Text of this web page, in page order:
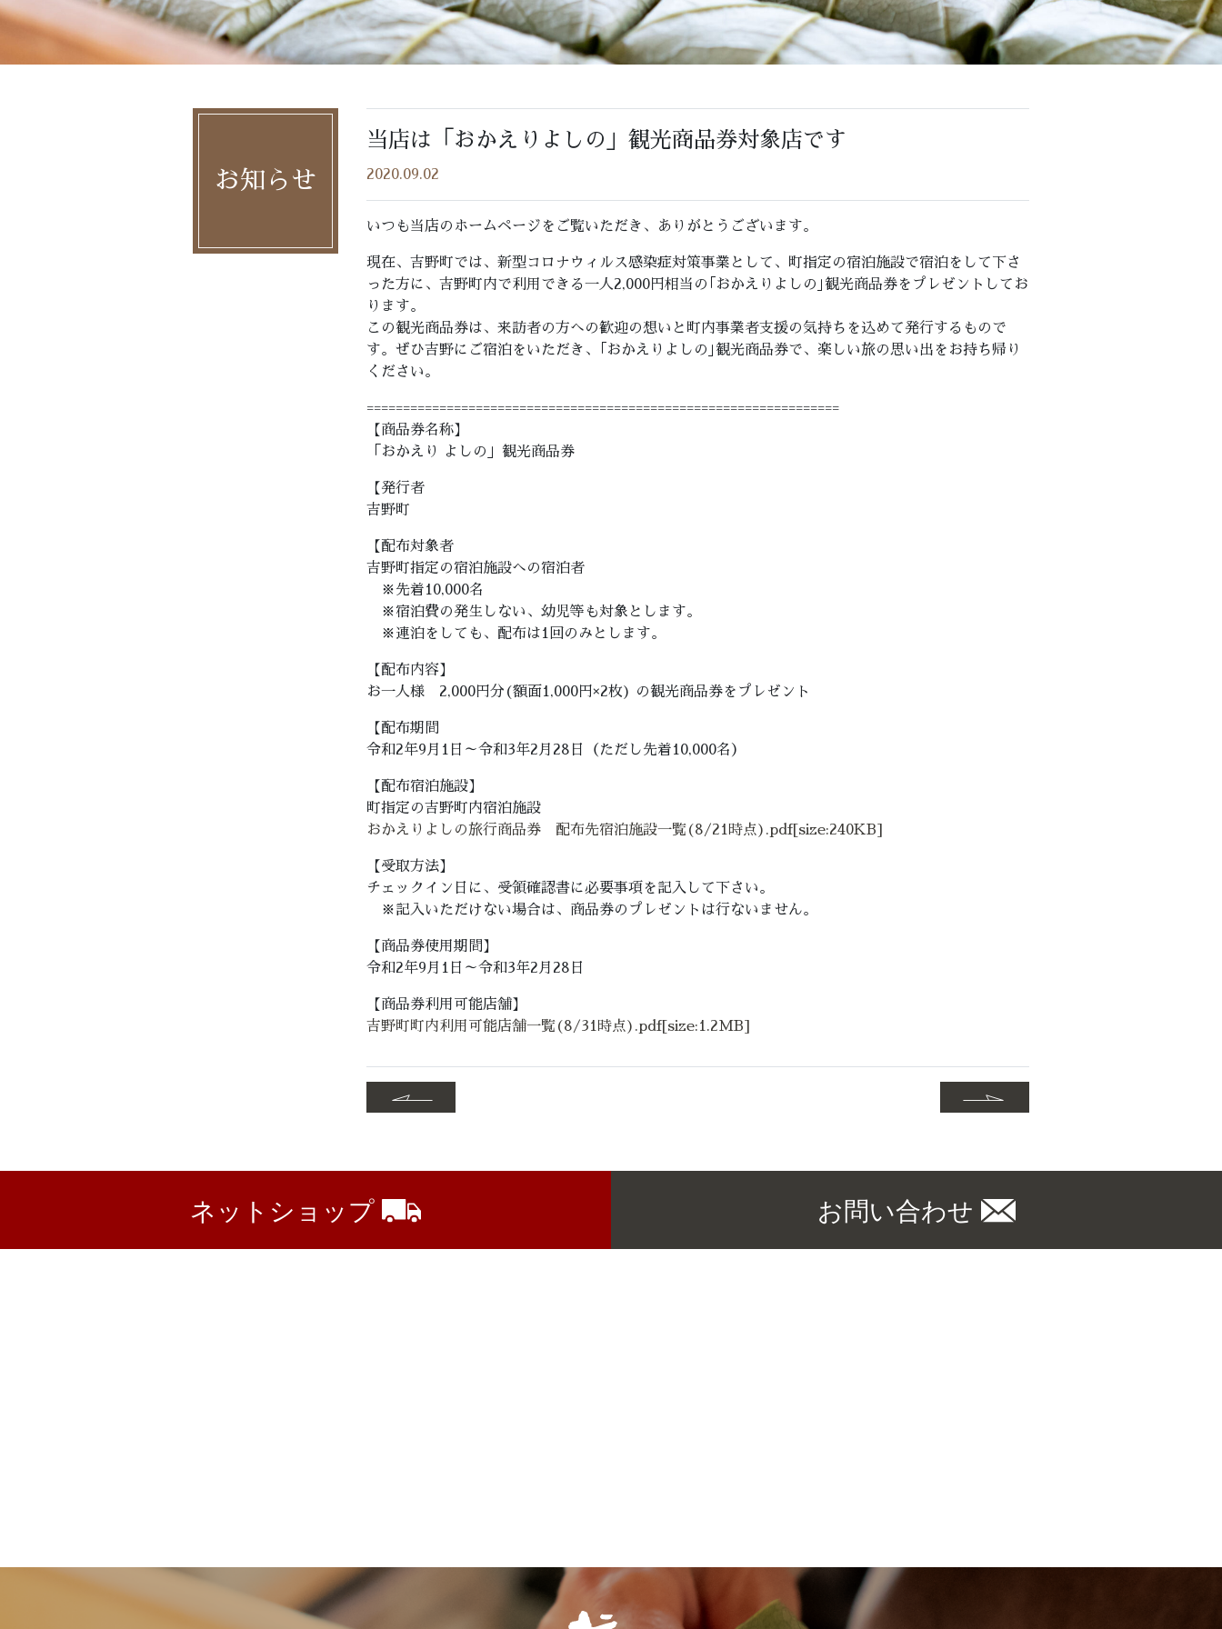
お知らせ
当店は「おかえりよしの」観光商品券対象店です
2020.09.02
いつも当店のホームページをご覧いただき、ありがとうございます。
現在、吉野町では、新型コロナウィルス感染症対策事業として、町指定の宿泊施設で宿泊をして下さ
った方に、吉野町内で利用できる一人2,000円相当の｢おかえりよしの｣観光商品券をプレゼントしてお
ります。
この観光商品券は、来訪者の方への歓迎の想いと町内事業者支援の気持ちを込めて発行するもので
す。ぜひ吉野にご宿泊をいただき、｢おかえりよしの｣観光商品券で、楽しい旅の思い出をお持ち帰り
ください。
=================================================================
【商品券名称】
「おかえり よしの」観光商品券
【発行者
吉野町
【配布対象者
吉野町指定の宿泊施設への宿泊者
※先着10,000名
※宿泊費の発生しない、幼児等も対象とします。
※連泊をしても、配布は1回のみとします。
【配布内容】
お一人様 2,000円分(額面1,000円×2枚) の観光商品券をプレゼント
【配布期間
令和2年9月1日～令和3年2月28日（ただし先着10,000名）
【配布宿泊施設】
町指定の吉野町内宿泊施設
おかえりよしの旅行商品券 配布先宿泊施設一覧(8/21時点).pdf[size:240KB]
【受取方法】
チェックイン日に、受領確認書に必要事項を記入して下さい。
※記入いただけない場合は、商品券のプレゼントは行ないません。
【商品券使用期間】
令和2年9月1日～令和3年2月28日
【商品券利用可能店舗】
吉野町町内利用可能店舗一覧(8/31時点).pdf[size:1.2MB]
ネットショップ お問い合わせ